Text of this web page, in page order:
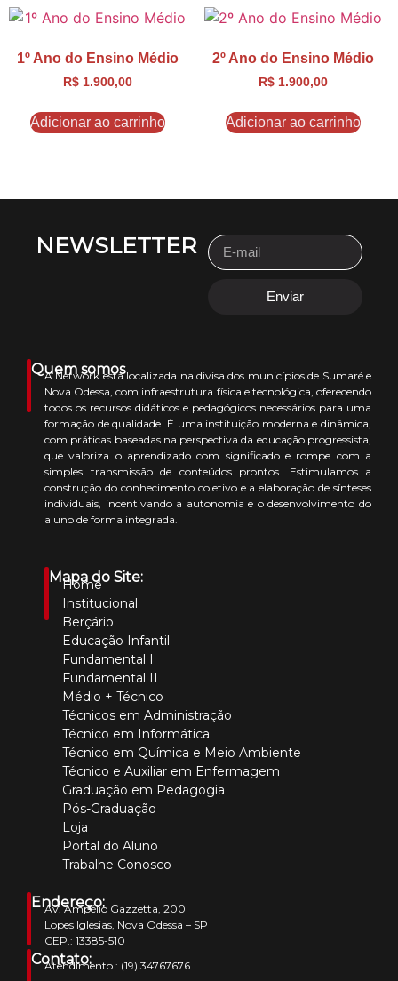
1º Ano do Ensino Médio
R$ 1.900,00
Adicionar ao carrinho
2º Ano do Ensino Médio
R$ 1.900,00
Adicionar ao carrinho
NEWSLETTER
Enviar
Quem somos
A Network está localizada na divisa dos municípios de Sumaré e
Nova Odessa, com infraestrutura física e tecnológica, oferecendo
todos os recursos didáticos e pedagógicos necessários para uma
formação de qualidade. É uma instituição moderna e dinâmica,
com práticas baseadas na perspectiva da educação progressista,
que valoriza o aprendizado com significado e rompe com a
simples transmissão de conteúdos prontos. Estimulamos a
construção do conhecimento coletivo e a elaboração de sínteses
individuais, incentivando a autonomia e o desenvolvimento do
aluno de forma integrada.
Mapa do Site:
Home
Institucional
Berçário
Educação Infantil
Fundamental I
Fundamental II
Médio + Técnico
Técnicos em Administração
Técnico em Informática
Técnico em Química e Meio Ambiente
Técnico e Auxiliar em Enfermagem
Graduação em Pedagogia
Pós-Graduação
Loja
Portal do Aluno
Trabalhe Conosco
Endereço:
Av. Ampélio Gazzetta, 200
Lopes Iglesias, Nova Odessa – SP
CEP.: 13385-510
Contato:
Atendimento.: (19) 34767676